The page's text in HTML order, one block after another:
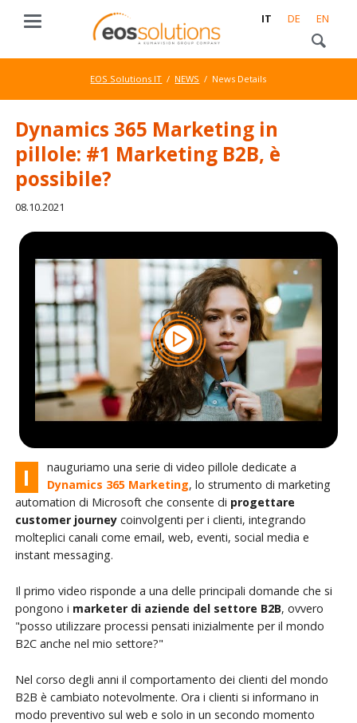
IT DE EN
EOS Solutions IT NEWS News Details
Dynamics 365 Marketing in
pillole: #1 Marketing B2B, è
possibile?
08.10.2021
I
nauguriamo una serie di video pillole dedicate a
Dynamics 365 Marketing, lo strumento di marketing
automation di Microsoft che consente di progettare
customer journeycoinvolgenti per i clienti, integrando
molteplici canali come email, web, eventi, social media e
instant messaging.
Il primo video risponde a una delle principali domande che si
pongono i marketer di aziende del settore B2B, ovvero
"posso utilizzare processi pensati inizialmente per il mondo
B2C anche nel mio settore?"
Nel corso degli anni il comportamento dei clienti del mondo
B2B è cambiato notevolmente. Ora i clienti si informano in
modo preventivo sul web e solo in un secondo momento